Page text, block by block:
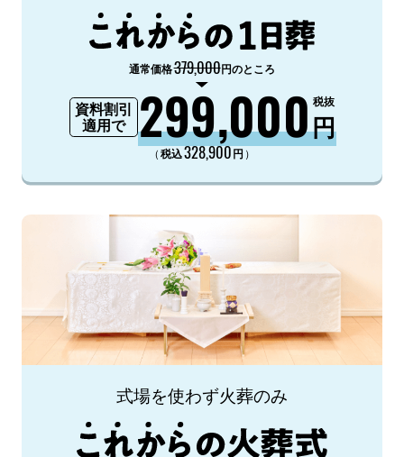
通常価格379,000円のところ
資料割引
適用で
299,000円
税抜
（税込328,900円 ）
式場を使わず火葬のみ